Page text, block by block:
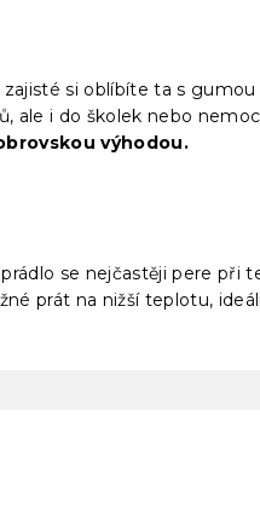
si oblíbíte ta s gumou
ale i do školek nebo
výhodou.
se nejčastěji pere při
prát na nižší teplotu,